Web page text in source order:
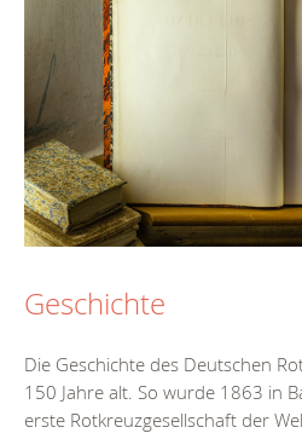
Geschichte
Die Geschichte des Deutschen
150 Jahre alt. So wurde 1863 in
erste Rotkreuzgesellschaft der